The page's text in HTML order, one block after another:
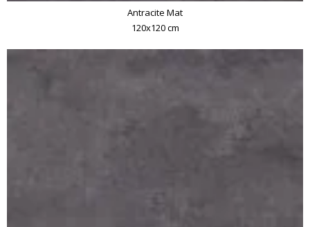
Antracite Mat
120x120 cm